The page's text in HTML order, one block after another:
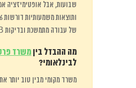
שבועות, אבל אופטימיזציה
של עבודה מתמשכת ובדיקות A/B.
מה ההבדל בין משרד
לבינלאומי?
משרד מקומי מבין טוב יותר